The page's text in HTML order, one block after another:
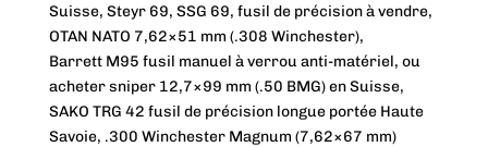
Suisse, Steyr 69, SSG 69, fusil de précision à vendre,
OTAN NATO 7,62×51 mm (.308 Winchester),
Barrett M95 fusil manuel à verrou anti-matériel, ou
acheter sniper 12,7×99 mm (.50 BMG) en Suisse,
SAKO TRG 42 fusil de précision longue portée Haute
Savoie, .300 Winchester Magnum (7,62×67 mm)